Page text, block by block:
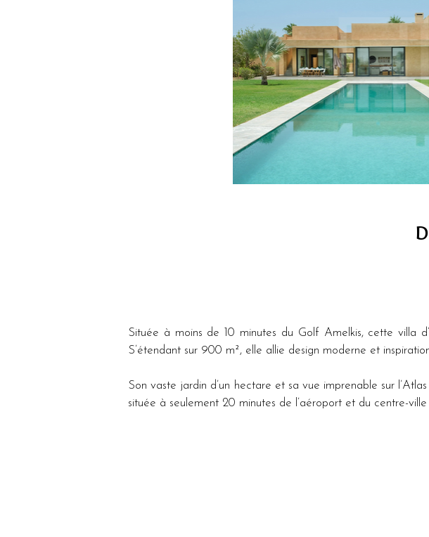
Située à moins de 10 minutes du Golf Amelkis, cette villa
S’étendant sur 900 m², elle allie design moderne et
Son vaste jardin d’un hectare et sa vue imprenable sur
située à seulement 20 minutes de l’aéroport et du centre-